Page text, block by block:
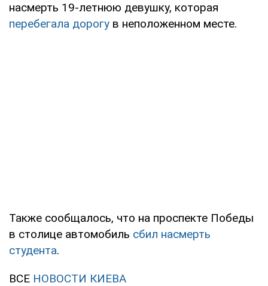
насмерть 19-летнюю девушку, которая
перебегала дорогу в неположенном месте.
Также сообщалось, что на проспекте Победы
в столице автомобиль сбил насмерть
студента.
ВСЕ НОВОСТИ КИЕВА